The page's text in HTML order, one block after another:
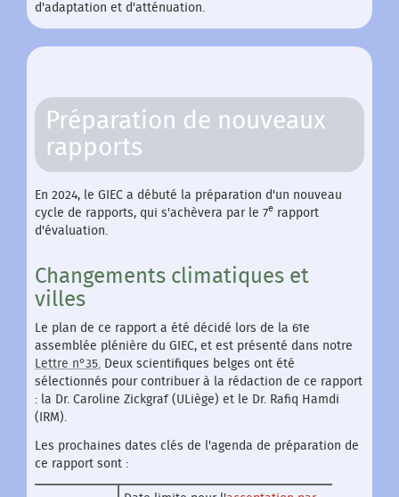
d'adaptation et d'atténuation.
Préparation de nouveaux
rapports
En 2024, le GIEC a débuté la préparation d'un nouveau
cycle de rapports, qui s'achèvera par le 7e rapport
d'évaluation.
Changements climatiques et
villes
Le plan de ce rapport a été décidé lors de la 61e
assemblée plénière du GIEC, et est présenté dans notre
Lettre n°35.
Deux scientifiques belges ont été
sélectionnés pour contribuer à la rédaction de ce rapport
: la Dr. Caroline Zickgraf (ULiège) et le Dr. Rafiq Hamdi
(IRM).
Les prochaines dates clés de l'agenda de préparation de
ce rapport sont :